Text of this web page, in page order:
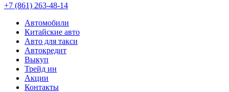
+7 (861) 263-48-14
Автомобили
Китайские авто
Авто для такси
Автокредит
Выкуп
Трейд ин
Акции
Контакты